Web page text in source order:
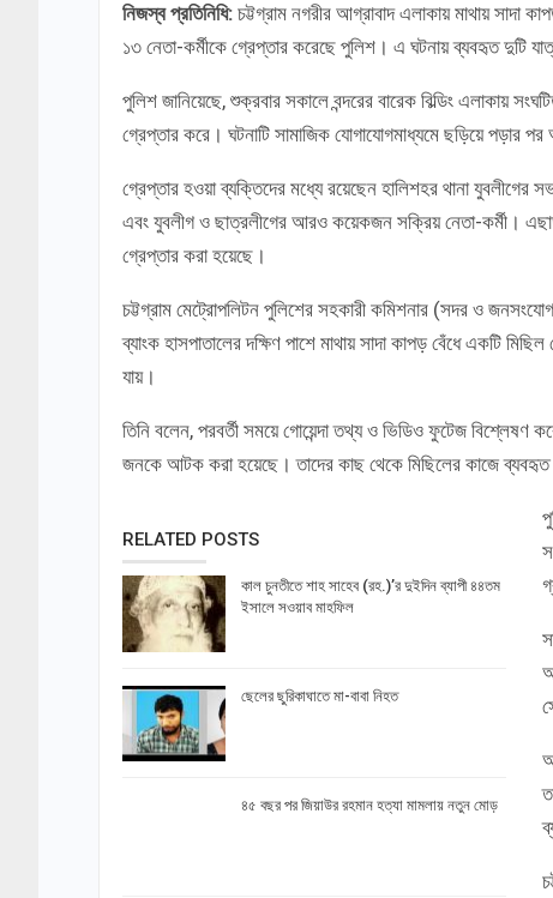
নিজস্ব প্রতিনিধি: চট্টগ্রাম নগরীর আগ্রাবাদ এলাকায় মাথায় সাদা
১৩ নেতা-কর্মীকে গ্রেপ্তার করেছে পুলিশ। এ ঘটনায় ব্যবহৃত দুটি
পুলিশ জানিয়েছে, শুক্রবার সকালে বন্দরের বারেক বিল্ডিং এলাকায়
গ্রেপ্তার করে। ঘটনাটি সামাজিক যোগাযোগমাধ্যমে ছড়িয়ে পড়ার
গ্রেপ্তার হওয়া ব্যক্তিদের মধ্যে রয়েছেন হালিশহর থানা
এবং যুবলীগ ও ছাত্রলীগের আরও কয়েকজন সক্রিয় নেতা-কর্মী।
গ্রেপ্তার করা হয়েছে।
চট্টগ্রাম মেট্রোপলিটন পুলিশের সহকারী কমিশনার (সদর ও
ব্যাংক হাসপাতালের দক্ষিণ পাশে মাথায় সাদা কাপড় বেঁধে একটি
যায়।
তিনি বলেন, পরবর্তী সময়ে গোয়েন্দা তথ্য ও ভিডিও ফুটেজ বিশ্লেষণ
জনকে আটক করা হয়েছে। তাদের কাছ থেকে মিছিলের কাজে ব্যবহৃত
RELATED POSTS
কাল চুনতীতে শাহ সাহেব (রহ.)’র দুইদিন ব্যাপী ৪৪তম
ইসালে সওয়াব মাহফিল
ছেলের ছুরিকাঘাতে মা-বাবা নিহত
৪৫ বছর পর জিয়াউর রহমান হত্যা মামলায় নতুন মোড়